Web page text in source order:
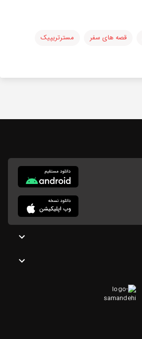
قصه های سفر
مسترتریپیک